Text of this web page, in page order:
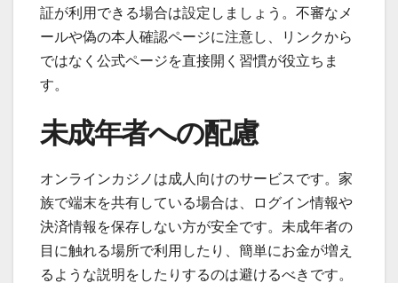
証が利用できる場合は設定しましょう。不審なメ
ールや偽の本人確認ページに注意し、リンクから
ではなく公式ページを直接開く習慣が役立ちま
す。
未成年者への配慮
オンラインカジノは成人向けのサービスです。家
族で端末を共有している場合は、ログイン情報や
決済情報を保存しない方が安全です。未成年者の
目に触れる場所で利用したり、簡単にお金が増え
るような説明をしたりするのは避けるべきです。